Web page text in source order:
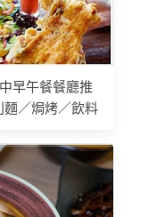
早午餐餐廳推
麵／焗烤／飲料